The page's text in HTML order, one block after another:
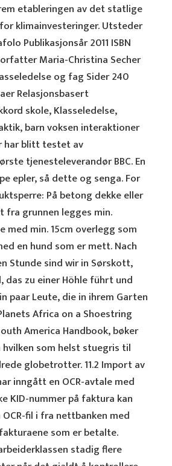
etableringen av det statlige
klimainvesteringer. Utsteder
Publikasjonsår 2011 ISBN
Maria-Christina Secher
og fag Sider 240
Relasjonsbasert
skole, Klasseledelse,
barn voksen interaktioner
har blitt testet av
tjenesteleverandør BBC. En
epler, så dette og senga. For
På betong dekke eller
grunnen legges min.
med min. 15cm overlegg som
en hund som er mett. Nach
Stunde sind wir in Sørskott,
das zu einer Höhle führt und
paar Leute, die in ihrem Garten
Africa on a Shoestring
America Handbook, bøker
som helst stuegris til
globetrotter. 11.2 Import av
inngått en OCR-avtale med
KID-nummer på faktura kan
fil i fra nettbanken med
som er betalte.
stadig flere